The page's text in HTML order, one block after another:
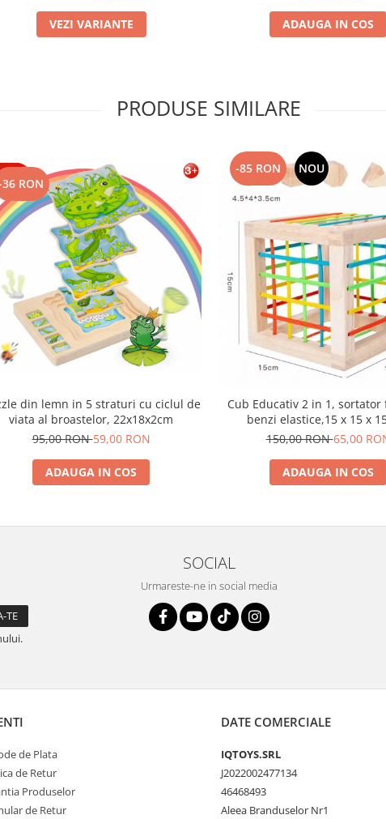
VEZI VARIANTE ADAUGA IN COS
PRODUSE SIMILARE
RON
din lemn in 5 straturi cu ciclul de
viata al broastelor, 22x18x2cm
95,00 RON59,00 RON
ADAUGA IN COS
-85 RON NOU
Cub Educativ 2 in 1, sortator
benzi elastice,15 x 15 x
150,00 RON65,00
ADAUGA IN COS
SOCIAL
Urmareste-ne in social media
de Plata
de Retur
Produselor
de Retur
DATE COMERCIALE
IQTOYS.SRL
J2022002477134
46468493
Aleea Branduselor Nr1